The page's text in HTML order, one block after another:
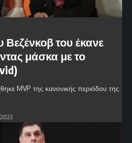
Βεζένκοβ του έκανε
μάσκα με το
MVP της κανονικής περιόδου της